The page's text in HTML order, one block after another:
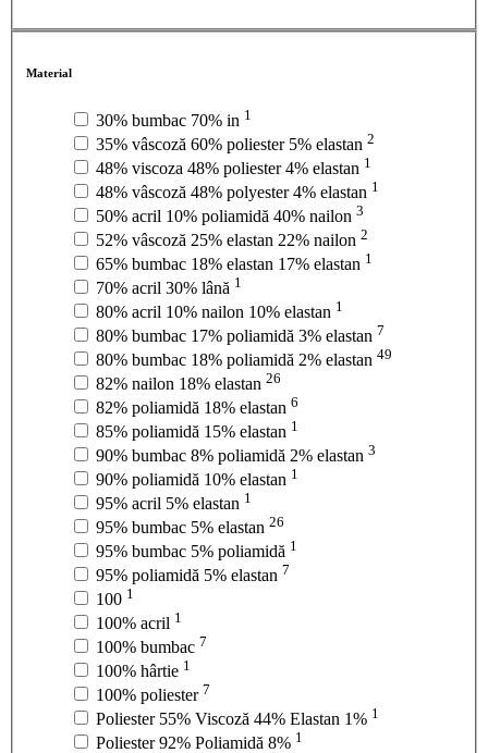
Material
30% bumbac 70% in 1
35% vâscoză 60% poliester 5% elastan 2
48% viscoza 48% poliester 4% elastan 1
48% vâscoză 48% polyester 4% elastan 1
50% acril 10% poliamidă 40% nailon 3
52% vâscoză 25% elastan 22% nailon 2
65% bumbac 18% elastan 17% elastan 1
70% acril 30% lână 1
80% acril 10% nailon 10% elastan 1
80% bumbac 17% poliamidă 3% elastan 7
80% bumbac 18% poliamidă 2% elastan 49
82% nailon 18% elastan 26
82% poliamidă 18% elastan 6
85% poliamidă 15% elastan 1
90% bumbac 8% poliamidă 2% elastan 3
90% poliamidă 10% elastan 1
95% acril 5% elastan 1
95% bumbac 5% elastan 26
95% bumbac 5% poliamidă 1
95% poliamidă 5% elastan 7
100 1
100% acril 1
100% bumbac 7
100% hârtie 1
100% poliester 7
Poliester 55% Viscoză 44% Elastan 1% 1
Poliester 92% Poliamidă 8% 1